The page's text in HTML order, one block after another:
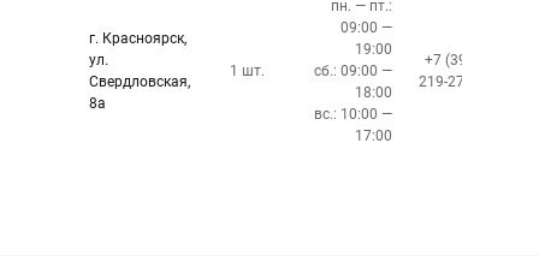
г. Красноярск,
ул.
Свердловская,
8а
1 шт.
пн. — пт.:
09:00 —
19:00
сб.: 09:00 —
18:00
вс.: 10:00 —
17:00
+7 (391)
219-27-50